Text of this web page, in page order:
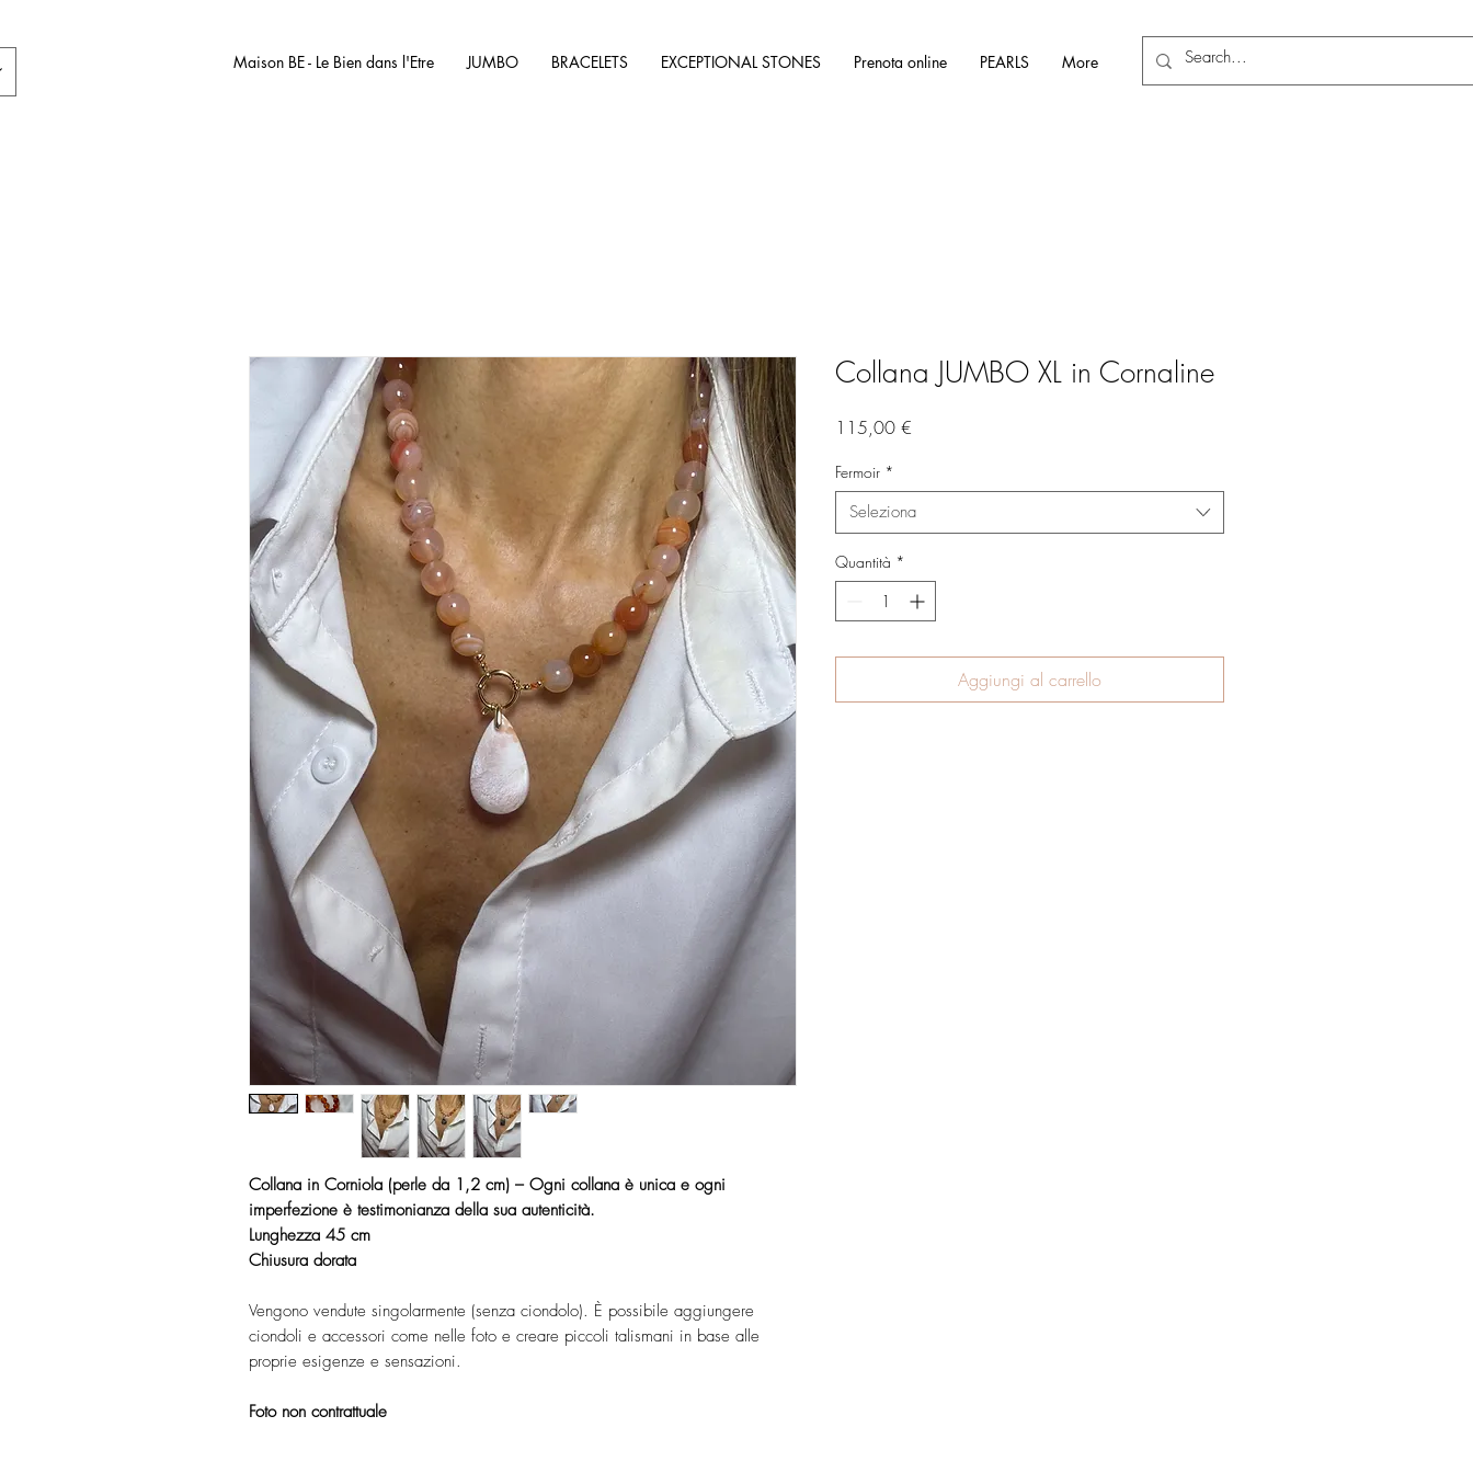
Maison BE - Le Bien dans l'Etre JUMBO BRACELETS EXCEPTIONAL STONES Prenota online PEARLS More
Collana in Corniola (perle da 1,2 cm) – Ogni collana è unica e ogni
imperfezione è testimonianza della sua autenticità.
Lunghezza 45 cm
Chiusura dorata
Vengono vendute singolarmente (senza ciondolo). È possibile aggiungere
ciondoli e accessori come nelle foto e creare piccoli talismani in base alle
proprie esigenze e sensazioni.
Foto non contrattuale
Collana JUMBO XL in Cornaline
115,00 €
Fermoir *
Seleziona
Quantità *
Aggiungi al carrello